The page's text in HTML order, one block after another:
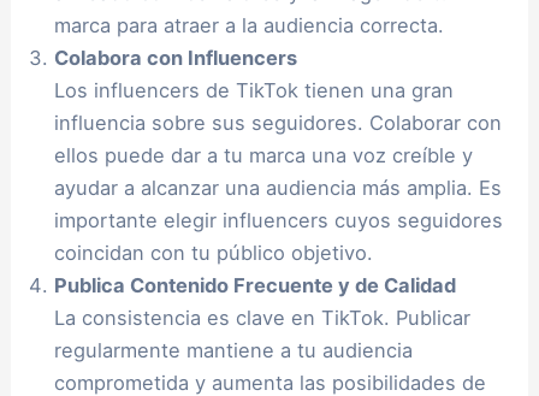
marca para atraer a la audiencia correcta.
Colabora con Influencers
Los influencers de TikTok tienen una gran
influencia sobre sus seguidores. Colaborar con
ellos puede dar a tu marca una voz creíble y
ayudar a alcanzar una audiencia más amplia. Es
importante elegir influencers cuyos seguidores
coincidan con tu público objetivo.
Publica Contenido Frecuente y de Calidad
La consistencia es clave en TikTok. Publicar
regularmente mantiene a tu audiencia
comprometida y aumenta las posibilidades de